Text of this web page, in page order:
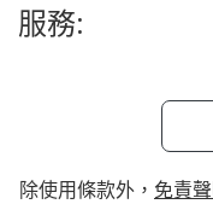
服務:
除使用條款外， 免責